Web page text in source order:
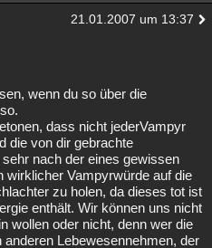
21.01.2007 um 13:37
wenn du so über die
dass nicht jederVampyr
die von dir gebrachte
nach der eines gewissen
wirklicher Vampyrwürde auf die
zu holen, da dieses tot ist
enthält. Wir können uns nicht
wollen oder nicht, denn wer die
Lebewesennehmen, der